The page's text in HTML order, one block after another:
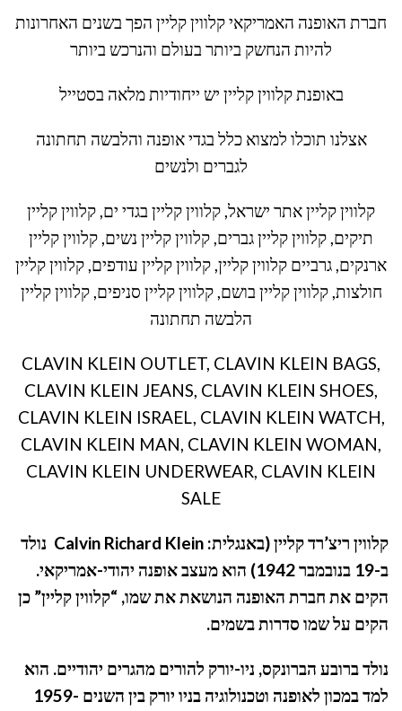
חברת האופנה האמריקאי קלווין קליין הפך בשנים האחרונות
להיות הנחשק ביותר בעולם והנרכש ביותר
באופנת קלווין קליין יש ייחודיות מלאה בסטייל
אצלנו תוכלו למצוא כלל בגדי אופנה והלבשה תחתונה
לגברים ולנשים
קלווין קליין אתר ישראל, קלווין קליין בגדי ים, קלווין קליין
תיקים, קלווין קליין גברים, קלווין קליין נשים, קלווין קליין
ארנקים, גרביים קלווין קליין, קלווין קליין עודפים, קלווין קליין
חולצות, קלווין קליין בושם, קלווין קליין סניפים, קלווין קליין
הלבשה תחתונה
CLAVIN KLEIN OUTLET, CLAVIN KLEIN BAGS,
CLAVIN KLEIN JEANS, CLAVIN KLEIN SHOES,
CLAVIN KLEIN ISRAEL, CLAVIN KLEIN WATCH,
CLAVIN KLEIN MAN, CLAVIN KLEIN WOMAN,
CLAVIN KLEIN UNDERWEAR, CLAVIN KLEIN
SALE
קלווין ריצ’רד קליין (באנגלית: Calvin Richard Klein נולד
ב-19 בנובמבר 1942) הוא מעצב אופנה יהודי-אמריקאי.
הקים את חברת האופנה הנושאת את שמו, “קלווין קליין” כן
הקים על שמו סדרות בשמים.
נולד ברובע הברונקס, ניו-יורק להורים מהגרים יהודיים. הוא
למד במכון לאופנה וטכנולוגיה בניו יורק בין השנים 1959-